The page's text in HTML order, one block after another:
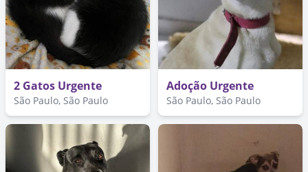
2 Gatos Urgente
São Paulo, São Paulo
Adoção Urgente
São Paulo, São Paulo